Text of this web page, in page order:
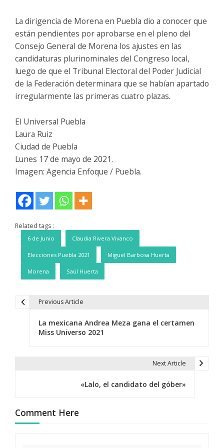
La dirigencia de Morena en Puebla dio a conocer que
están pendientes por aprobarse en el pleno del
Consejo General de Morena los ajustes en las
candidaturas plurinominales del Congreso local,
luego de que el Tribunal Electoral del Poder Judicial
de la Federación determinara que se habían apartado
irregularmente las primeras cuatro plazas.
El Universal Puebla
Laura Ruiz
Ciudad de Puebla
Lunes 17 de mayo de 2021.
Imagen: Agencia Enfoque / Puebla.
Related tags :
6 de Junio Claudia Rivera Vivanco
Elecciones Puebla 2021 Miguel Barbosa Huerta
Morena Saúl Huerta
c
Previous Article
La mexicana Andrea Meza gana el certamen
Miss Universo 2021
Next Article
«Lalo, el candidato del góber»
Comment Here